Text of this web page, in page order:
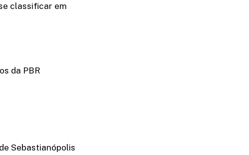
classificar em
da PBR
Sebastianópolis